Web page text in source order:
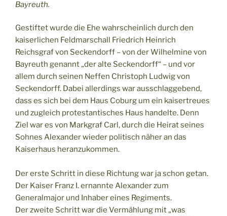
Bayreuth.
Gestiftet wurde die Ehe wahrscheinlich durch den
kaiserlichen Feldmarschall Friedrich Heinrich
Reichsgraf von Seckendorff – von der Wilhelmine von
Bayreuth genannt „der alte Seckendorff“ – und vor
allem durch seinen Neffen Christoph Ludwig von
Seckendorff. Dabei allerdings war ausschlaggebend,
dass es sich bei dem Haus Coburg um ein kaisertreues
und zugleich protestantisches Haus handelte. Denn
Ziel war es von Markgraf Carl, durch die Heirat seines
Sohnes Alexander wieder politisch näher an das
Kaiserhaus heranzukommen.
Der erste Schritt in diese Richtung war ja schon getan.
Der Kaiser Franz I. ernannte Alexander zum
Generalmajor und Inhaber eines Regiments.
Der zweite Schritt war die Vermählung mit „was